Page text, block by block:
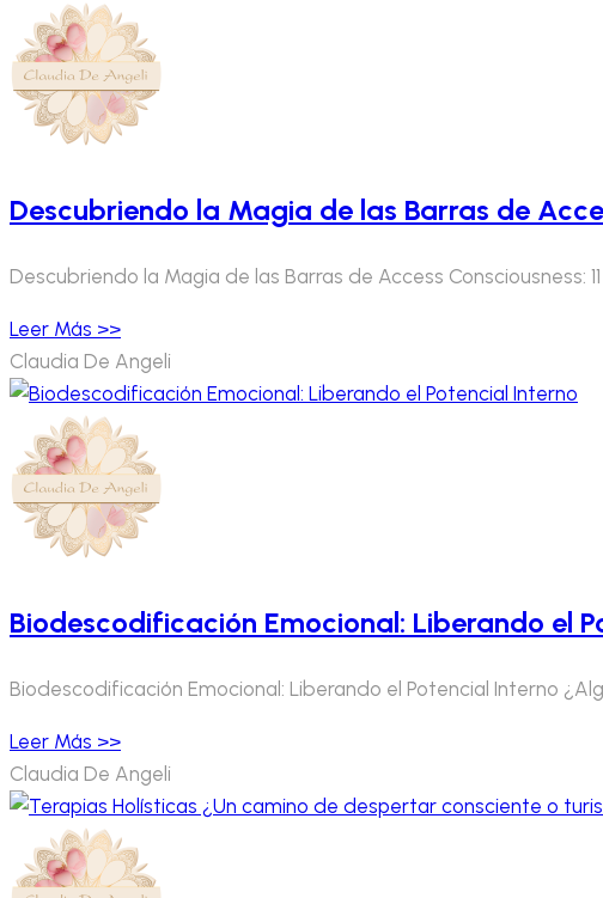
Descubriendo la Magia de las Barras de
Descubriendo la Magia de las Barras de Access
Leer Más >>
Claudia De Angeli
Biodescodificación Emocional: Liberando el
Biodescodificación Emocional: Liberando el Potencial Interno
Leer Más >>
Claudia De Angeli